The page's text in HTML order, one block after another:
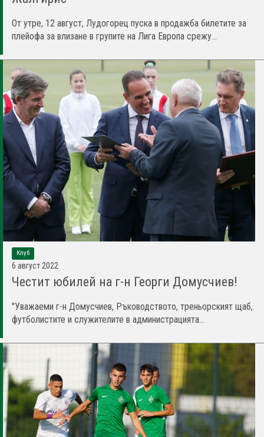
От утре, 12 август, Лудогорец пуска в продажба билетите за
плейофа за влизане в групите на Лига Европа срежу...
Клуб
6 август 2022
Честит юбилей на г-н Георги Домусчиев!
"Уважаеми г-н Домусчиев, Ръководството, треньорският щаб,
футболистите и служителите в администрацията...